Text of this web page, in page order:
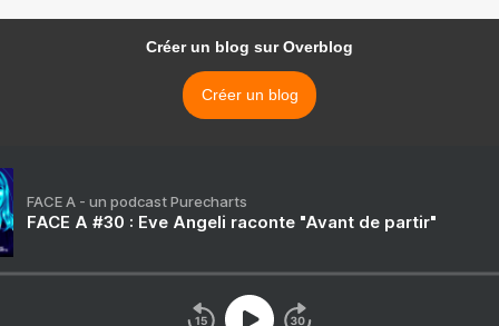
Créer un blog sur Overblog
Créer un blog
FACE A - un podcast Purecharts
FACE A #30 : Eve Angeli raconte "Avant de partir"